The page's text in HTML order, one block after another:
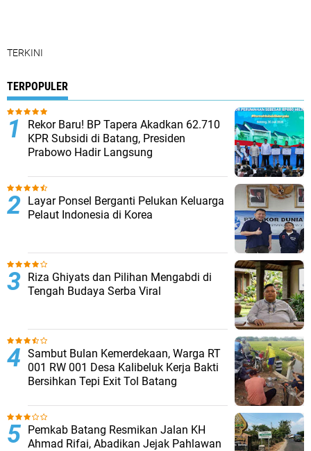
TERKINI
TERPOPULER
Rekor Baru! BP Tapera Akadkan 62.710
KPR Subsidi di Batang, Presiden
Prabowo Hadir Langsung
Layar Ponsel Berganti Pelukan Keluarga
Pelaut Indonesia di Korea
Riza Ghiyats dan Pilihan Mengabdi di
Tengah Budaya Serba Viral
Sambut Bulan Kemerdekaan, Warga RT
001 RW 001 Desa Kalibeluk Kerja Bakti
Bersihkan Tepi Exit Tol Batang
Pemkab Batang Resmikan Jalan KH
Ahmad Rifai, Abadikan Jejak Pahlawan